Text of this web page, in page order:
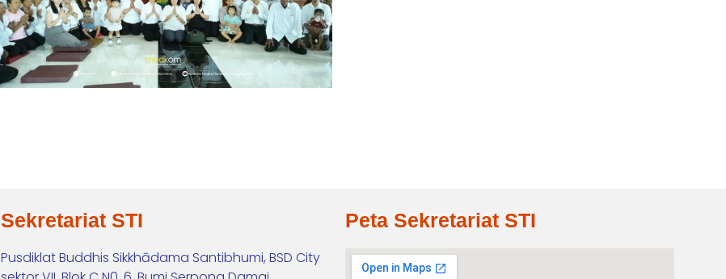
Sekretariat STI
Pusdiklat Buddhis Sikkhādama Santibhumi, BSD City
Peta Sekretariat STI